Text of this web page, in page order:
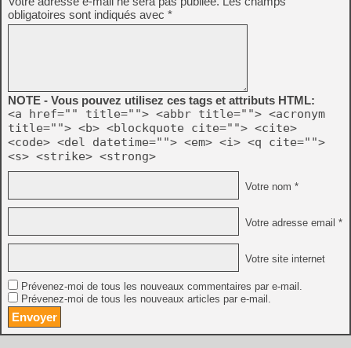
obligatoires sont indiqués avec *
NOTE - Vous pouvez utilisez ces tags et attributs HTML:
<a href="" title=""> <abbr title=""> <acronym
title=""> <b> <blockquote cite=""> <cite>
<code> <del datetime=""> <em> <i> <q cite="">
<s> <strike> <strong>
Votre nom *
Votre adresse email *
Votre site internet
Prévenez-moi de tous les nouveaux commentaires par e-mail.
Prévenez-moi de tous les nouveaux articles par e-mail.